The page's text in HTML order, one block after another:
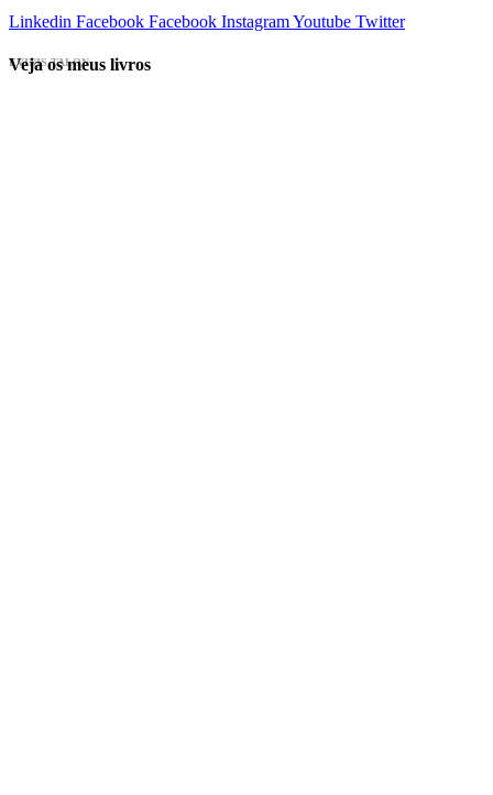
Linkedin Facebook Facebook InstagramYoutube Twitter
EVINIS TALON
Veja os meus livros